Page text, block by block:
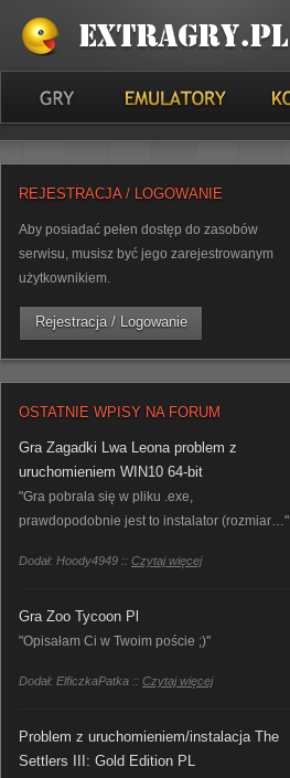
REJESTRACJA / LOGOWANIE
Aby posiadać pełen dostęp do zasobów
serwisu, musisz być jego zarejestrowanym
użytkownikiem.
Rejestracja / Logowanie
OSTATNIE WPISY NA FORUM
Gra Zagadki Lwa Leona problem z
uruchomieniem WIN10 64-bit
"Gra pobrała się w pliku .exe,
prawdopodobnie jest to instalator (rozmiar…"
Dodał: Hoody4949 :: Czytaj więcej
Gra Zoo Tycoon Pl
"Opisałam Ci w Twoim poście ;)"
Dodał: ElficzkaPatka :: Czytaj więcej
Problem z uruchomieniem/instalacja The
Settlers III: Gold Edition PL